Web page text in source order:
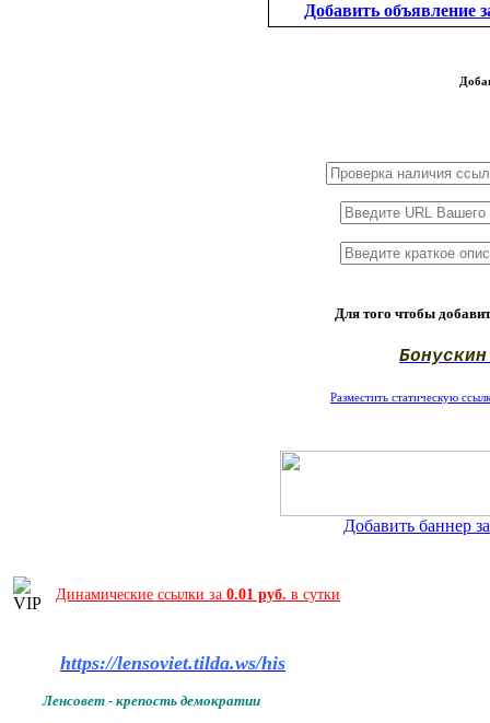
Добавить объявление
Для того чтобы
Разместить статическую
Добавить баннер
Динамические ссылки за 0.01 руб. в сутки
https://lensoviet.tilda.ws/his
Ленсовет - крепость демократии